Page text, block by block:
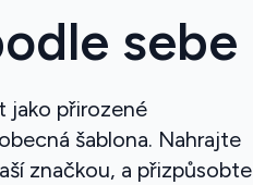
sebe
jako přirozené
šablona. Nahrajte
značkou, a přizpůsobte